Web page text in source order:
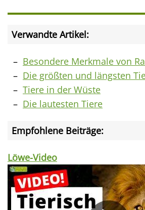
Verwandte Artikel:
Besondere Merkmale von
Die größten und längsten
Tiere in der Wüste
Die lautesten Tiere
Empfohlene Beiträge:
Löwe-Video